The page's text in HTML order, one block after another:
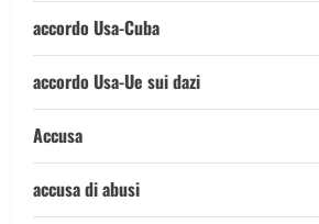
accordo Usa-Cuba
accordo Usa-Ue sui dazi
Accusa
accusa di abusi